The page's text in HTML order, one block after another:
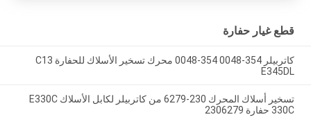
قطع غيار حفارة
كاتربيلر 354-0048 354-0048 محرك تسخير الأسلاك للحفارة C13
E345DL
تسخير أسلاك المحرك 230-6279 من كاتربيلر لكابل الأسلاك E330C
330C حفارة 2306279